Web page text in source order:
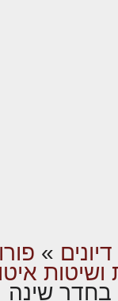
דיונים »
ושיטות
בחדר שינה